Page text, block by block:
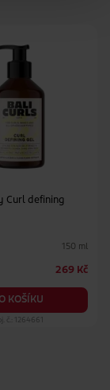
Curl defining
150 ml
269 Kč
KOŠÍKU
č.: 1264661